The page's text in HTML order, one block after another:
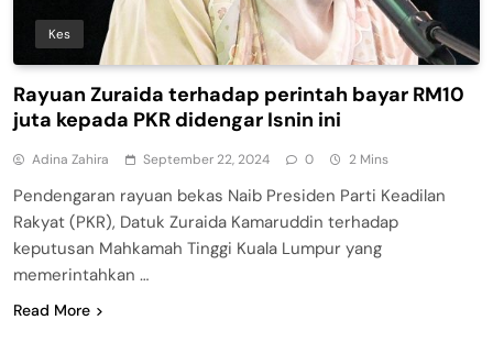
Kes
Rayuan Zuraida terhadap perintah bayar RM10
juta kepada PKR didengar Isnin ini
Adina Zahira September 22, 2024 0 2 Mins
Pendengaran rayuan bekas Naib Presiden Parti Keadilan
Rakyat (PKR), Datuk Zuraida Kamaruddin terhadap
keputusan Mahkamah Tinggi Kuala Lumpur yang
memerintahkan …
Read More